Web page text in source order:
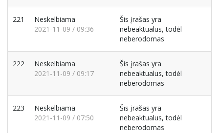
221
Neskelbiama
2021-11-09 / 09:36
Šis įrašas yra
nebeaktualus, todėl
neberodomas
222
Neskelbiama
2021-11-09 / 09:17
Šis įrašas yra
nebeaktualus, todėl
neberodomas
223
Neskelbiama
2021-11-09 / 07:50
Šis įrašas yra
nebeaktualus, todėl
neberodomas